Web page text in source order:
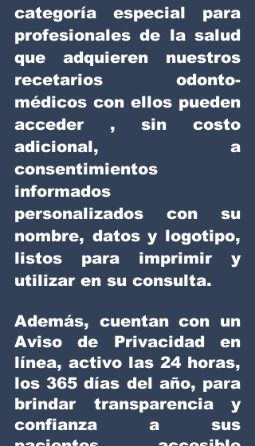
categoría especial para
profesionales de la salud
que adquieren nuestros
recetarios odonto-
médicos con ellos pueden
acceder , sin costo
adicional, a
consentimientos
informados
personalizados con su
nombre, datos y logotipo,
listos para imprimir y
utilizar en su consulta.
Además, cuentan con un
Aviso de Privacidad en
línea, activo las 24 horas,
los 365 días del año, para
brindar transparencia y
confianza a sus